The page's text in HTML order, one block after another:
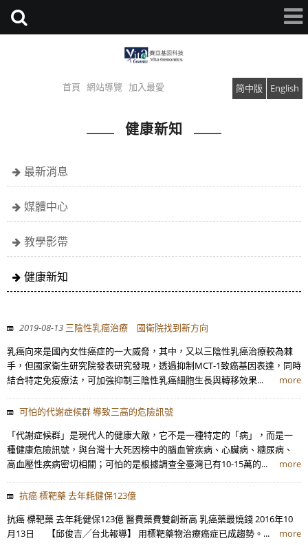
首頁 網站導覽 加入最愛 简中版 English
健康新知
最新消息
媒體中心
教學影帶
健康新知
2019-08-13 三陰性乳癌治療 國衛院找到新方向
乳癌向來是國內女性癌症的一大威脅，其中，又以三陰性乳癌治療較為棘
手，但國家衛生研究院發表研究發現，透過抑制MCT-1致癌基因表達，同時
結合特定免疫療法，可加強抑制三陰性乳癌細胞生長與轉移效果...
more
可怕的代謝症候群 導致三高的危險訊號
「代謝症候群」是現代人的健康大敵，它不是一種特定的「病」，而是一
種健康危險訊號，與台灣十大死因榜中的腦血管疾病、心臟病、糖尿病、
高血壓性疾病密切相關；可怕的是根據調查全臺灣已有10-15萬的...
more
抗癌 標靶藥 去年耗健保123億
抗癌 標靶藥 去年耗健保123億 醫費藥費雙創新高 乳癌藥最燒錢 2016年10
月13日 【邱俊吉╱台北報導】 用標靶藥物治療癌症已成趨勢。...
more